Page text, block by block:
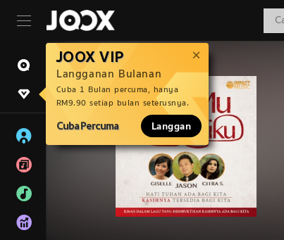
JOOX VIP
Langganan Bulanan
Cuba 1 Bulan percuma, hanya
RM9.90 setiap bulan seterusnya.
Cuba Percuma Langgan